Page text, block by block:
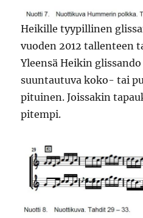
Heikille tyypillinen
vuoden 2012 tallenteen
Yleensä Heikin
suuntautuva koko- tai
pituinen. Joissakin
pitempi.